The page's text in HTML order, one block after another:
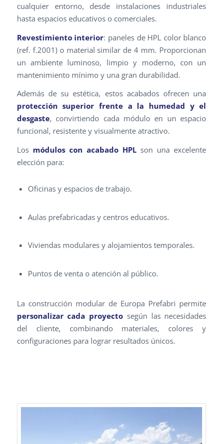
cualquier entorno, desde instalaciones industriales
hasta espacios educativos o comerciales.
Revestimiento interior: paneles de HPL color blanco
(ref. f.2001) o material similar de 4 mm. Proporcionan
un ambiente luminoso, limpio y moderno, con un
mantenimiento mínimo y una gran durabilidad.
Además de su estética, estos acabados ofrecen una
protección superior frente a la humedad y el
desgaste, convirtiendo cada módulo en un espacio
funcional, resistente y visualmente atractivo.
Los módulos con acabado HPL son una excelente
elección para:
Oficinas y espacios de trabajo.
Aulas prefabricadas y centros educativos.
Viviendas modulares y alojamientos temporales.
Puntos de venta o atención al público.
La construcción modular de Europa Prefabri permite
personalizar cada proyecto según las necesidades
del cliente, combinando materiales, colores y
configuraciones para lograr resultados únicos.